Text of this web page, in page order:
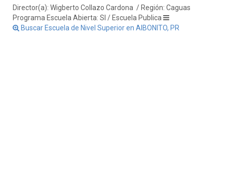
Director(a): Wigberto Collazo Cardona / Región: Caguas
Programa Escuela Abierta: SI / Escuela Publica
Buscar Escuela de Nivel Superior en AIBONITO, PR